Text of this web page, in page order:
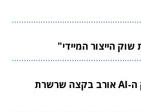
צוואר הבקבוק הבא בשוק ה-AI אורב בקצה שרשרת